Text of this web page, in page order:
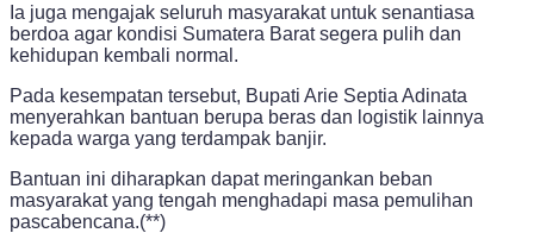
Ia juga mengajak seluruh masyarakat untuk senantiasa
berdoa agar kondisi Sumatera Barat segera pulih dan
kehidupan kembali normal.
Pada kesempatan tersebut, Bupati Arie Septia Adinata
menyerahkan bantuan berupa beras dan logistik lainnya
kepada warga yang terdampak banjir.
Bantuan ini diharapkan dapat meringankan beban
masyarakat yang tengah menghadapi masa pemulihan
pascabencana.(**)